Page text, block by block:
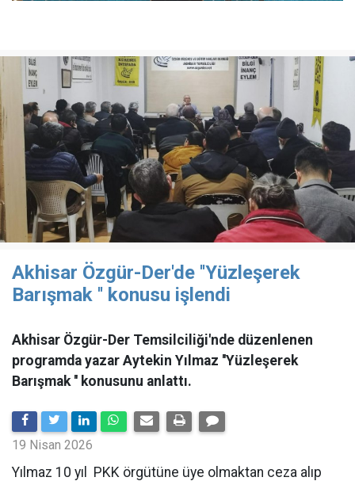
Akhisar Özgür-Der'de ''Yüzleşerek
Barışmak '' konusu işlendi
Akhisar Özgür-Der Temsilciliği'nde düzenlenen
programda yazar Aytekin Yılmaz ''Yüzleşerek
Barışmak '' konusunu anlattı.
19 Nisan 2026
Yılmaz 10 yıl PKK örgütüne üye olmaktan ceza alıp